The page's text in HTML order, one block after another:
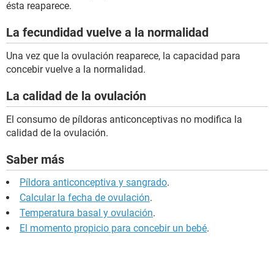
ésta reaparece.
La fecundidad vuelve a la normalidad
Una vez que la ovulación reaparece, la capacidad para
concebir vuelve a la normalidad.
La calidad de la ovulación
El consumo de píldoras anticonceptivas no modifica la
calidad de la ovulación.
Saber más
Píldora anticonceptiva y sangrado.
Calcular la fecha de ovulación.
Temperatura basal y ovulación.
El momento propicio para concebir un bebé.